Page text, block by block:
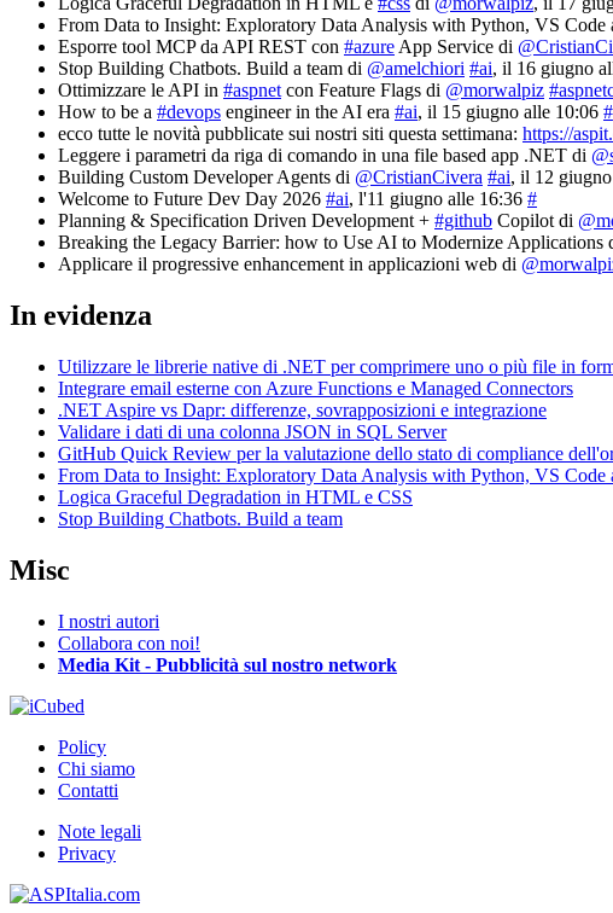
From Data to Insight: Exploratory Data Analysis with Python, VS Code
Esporre tool MCP da API REST con #azure App Service di
Stop Building Chatbots. Build a team di @amelchiori #ai, il 16 giugno
Ottimizzare le API in #aspnet con Feature Flags di @morwalpiz
How to be a #devops engineer in the AI era #ai, il 15 giugno alle 10:06 #
ecco tutte le novità pubblicate sui nostri siti questa settimana: https://
Leggere i parametri da riga di comando in una file based app .NET di
Building Custom Developer Agents di @CristianCivera #ai, il 12
Welcome to Future Dev Day 2026 #ai, l'11 giugno alle 16:36 #
Planning & Specification Driven Development + #github Copilot di
Breaking the Legacy Barrier: how to Use AI to Modernize Applications
Applicare il progressive enhancement in applicazioni web di
In evidenza
Utilizzare le librerie native di .NET per comprimere uno o più file in
Integrare email esterne con Azure Functions e Managed Connectors
.NET Aspire vs Dapr: differenze, sovrapposizioni e integrazione
Validare i dati di una colonna JSON in SQL Server
GitHub Quick Review per la valutazione dello stato di compliance
From Data to Insight: Exploratory Data Analysis with Python, VS Code
Logica Graceful Degradation in HTML e CSS
Stop Building Chatbots. Build a team
Misc
I nostri autori
Collabora con noi!
Media Kit - Pubblicità sul nostro network
Policy
Chi siamo
Contatti
Note legali
Privacy